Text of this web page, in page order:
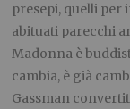
presepi, quelli per
abituati parecchi
Madonna è
cambia, è già
Gassman